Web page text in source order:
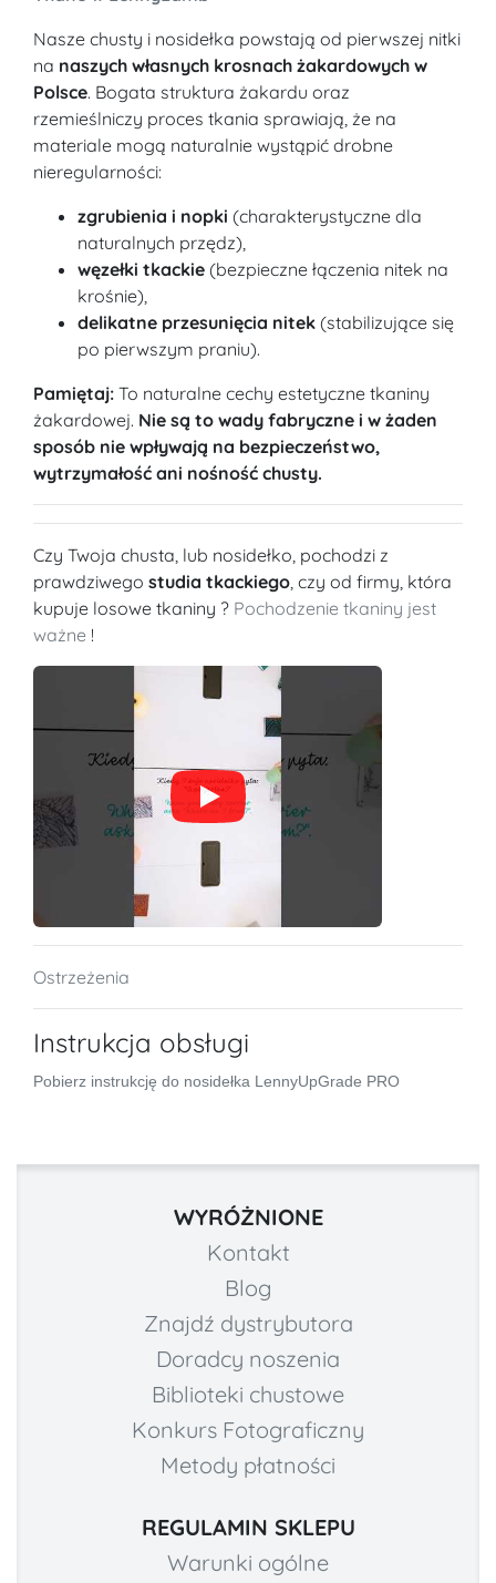
Nasze chusty i nosidełka powstają od pierwszej nitki
na naszych własnych krosnach żakardowych w
Polsce. Bogata struktura żakardu oraz
rzemieślniczy proces tkania sprawiają, że na
materiale mogą naturalnie wystąpić drobne
nieregularności:
zgrubienia i nopki (charakterystyczne dla
naturalnych przędz),
węzełki tkackie (bezpieczne łączenia nitek na
krośnie),
delikatne przesunięcia nitek (stabilizujące się
po pierwszym praniu).
Pamiętaj: To naturalne cechy estetyczne tkaniny
żakardowej. Nie są to wady fabryczne i w żaden
sposób nie wpływają na bezpieczeństwo,
wytrzymałość ani nośność chusty.
Czy Twoja chusta, lub nosidełko, pochodzi z
prawdziwego studia tkackiego, czy od firmy, która
kupuje losowe tkaniny ? Pochodzenie tkaniny jest
ważne !
Ostrzeżenia
Instrukcja obsługi
Pobierz instrukcję do nosidełka LennyUpGrade PRO
WYRÓŻNIONE
Kontakt
Blog
Znajdź dystrybutora
Doradcy noszenia
Biblioteki chustowe
Konkurs Fotograficzny
Metody płatności
REGULAMIN SKLEPU
Warunki ogólne